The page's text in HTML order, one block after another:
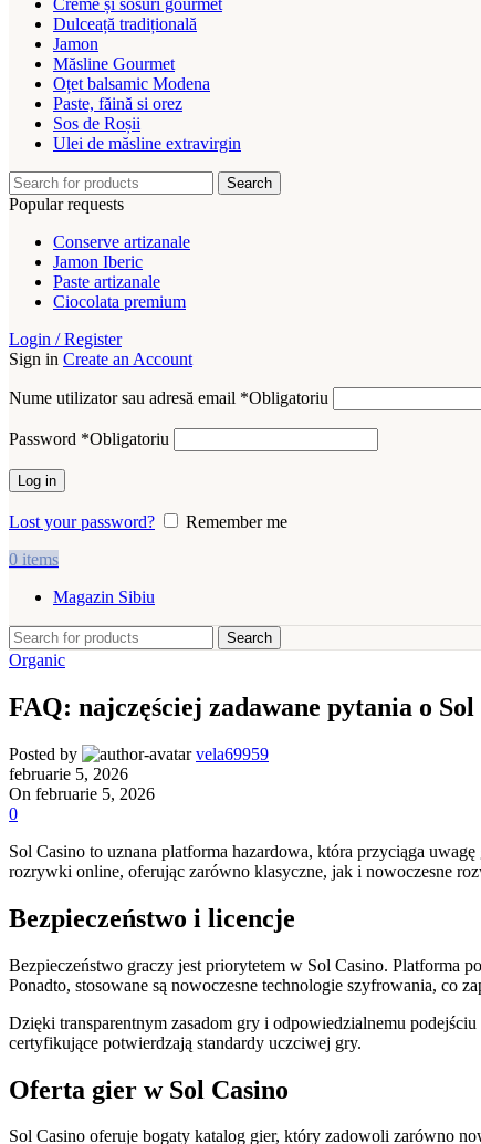
Creme și sosuri gourmet
Dulceață tradițională
Jamon
Măsline Gourmet
Oțet balsamic Modena
Paste, făină si orez
Sos de Roșii
Ulei de măsline extravirgin
Search
Popular requests
Conserve artizanale
Jamon Iberic
Paste artizanale
Ciocolata premium
Login / Register
Sign in Create an Account
Nume utilizator sau adresă email *Obligatoriu
Password *Obligatoriu
Log in
Lost your password?
Remember me
0 items
Magazin Sibiu
Search
Organic
FAQ: najczęściej zadawane pytania o Sol
Posted by
vela69959
februarie 5, 2026
On februarie 5, 2026
0
Sol Casino to uznana platforma hazardowa, która przyciąga
rozrywki online, oferując zarówno klasyczne, jak i nowoczesne
Bezpieczeństwo i licencje
Bezpieczeństwo graczy jest priorytetem w Sol Casino. Platforma
Ponadto, stosowane są nowoczesne technologie szyfrowania, co
Dzięki transparentnym zasadom gry i odpowiedzialnemu
certyfikujące potwierdzają standardy uczciwej gry.
Oferta gier w Sol Casino
Sol Casino oferuje bogaty katalog gier, który zadowoli zarówno